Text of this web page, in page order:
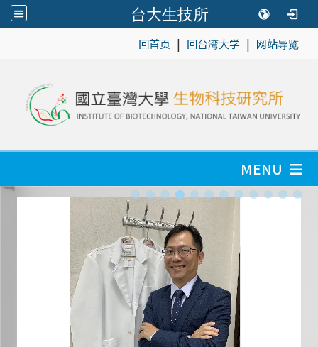
台大生技所
回首页 | 回台湾大学 | 网站导览
MENU